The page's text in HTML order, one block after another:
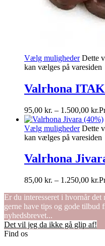
Vælg muligheder Dette
kan vælges på varesiden
Valrhona
95,00 kr. – 1.500,00 kr.
Vælg muligheder Dette
kan vælges på varesiden
Valrhona
85,00 kr. – 1.250,00 kr.
Er du interesseret i hvornår
gerne have tips og gode tilbud
nyhedsbrevet...
Det vil jeg da ikke gå glip af!
Find os